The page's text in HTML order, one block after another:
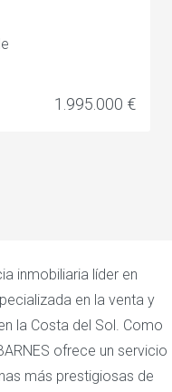
1.995.000 €
inmobiliaria líder en
en la venta y
la Costa del Sol. Como
ofrece un servicio
más prestigiosas de